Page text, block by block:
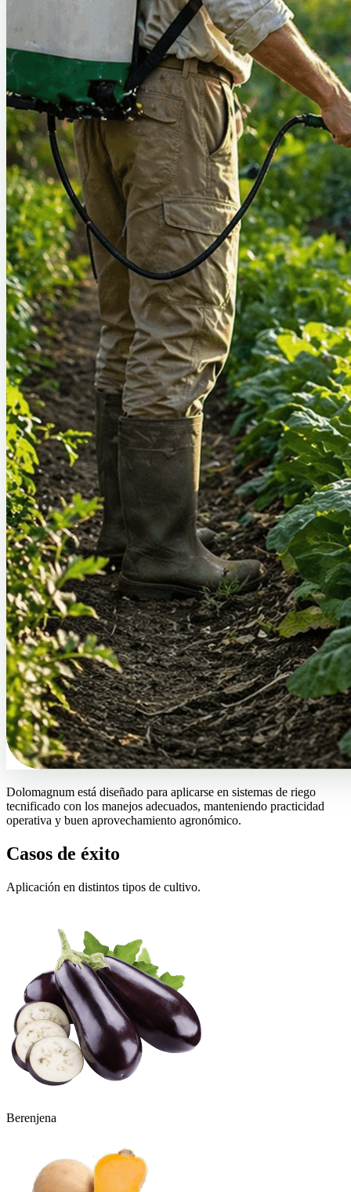
Dolomagnum está diseñado para aplicarse en sistemas de riego
tecnificado con los manejos adecuados, manteniendo practicidad
operativa y buen aprovechamiento agronómico.
Casos de éxito
Aplicación en distintos tipos de cultivo.
Berenjena